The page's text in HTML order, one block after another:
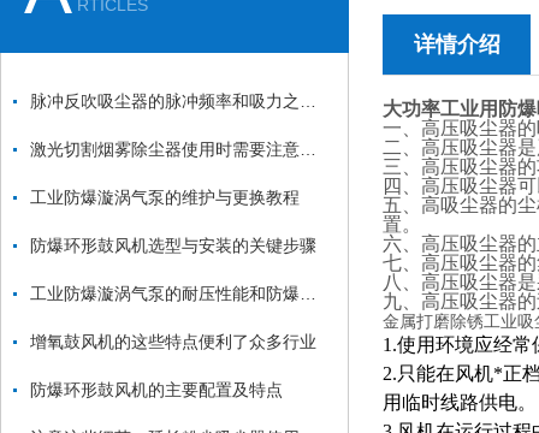
RTICLES
工业防爆漩涡气泵的维护与更换教程
防爆环形鼓风机选型与安装的关键步骤
增氧鼓风机的这些特点便利了众多行业
防爆环形鼓风机的主要配置及特点
详情介绍
大功率工业用防
一、高压吸尘器
二、高压吸尘器
三、高压吸尘器
四、高压吸尘器
五、高吸尘器的
置。
六、高压吸尘器
七、高压吸尘器
八、高压吸尘器
九、高压吸尘器
金属打磨除锈工业吸
1.使用环境应经
2.只能在风机*正
用临时线路供电。